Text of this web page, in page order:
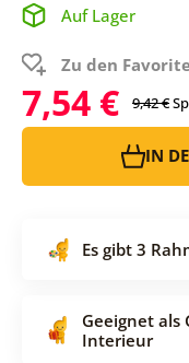
Auf Lager
Zu den
7,54 € 9,42 €
IN
Es gibt 3
Geeignet als
Interieur